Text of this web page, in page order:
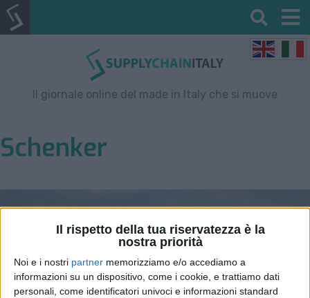
Il rispetto della tua riservatezza è la
nostra priorità
Noi e i nostri partner memorizziamo e/o accediamo a
informazioni su un dispositivo, come i cookie, e trattiamo dati
personali, come identificatori univoci e informazioni standard
Il giornale online del made in Italy che si muove
Schenker